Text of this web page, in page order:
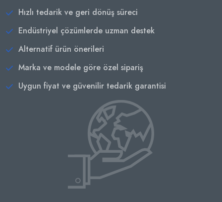
Hızlı tedarik ve geri dönüş süreci
Endüstriyel çözümlerde uzman destek
Alternatif ürün önerileri
Marka ve modele göre özel sipariş
Uygun fiyat ve güvenilir tedarik garantisi